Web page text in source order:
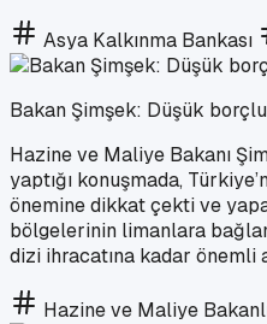
Asya Kalkınma Bankası
Bakan Şimşek: Düşük
Hazine ve Maliye Bakanı
yaptığı konuşmada,
önemine dikkat çekti ve
bölgelerinin limanlara
dizi ihracatına kadar önemli
Hazine ve Maliye